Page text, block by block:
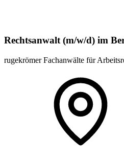
Rechtsanwalt (m/w/d) im
rugekrömer Fachanwälte für